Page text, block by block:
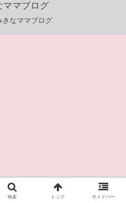
ママブログ
なママブログ.
検索 トップ サイドバー